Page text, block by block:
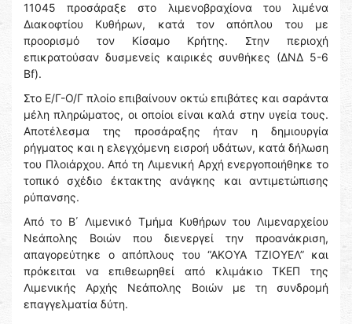
11045 προσάραξε στο λιμενοβραχίονα του λιμένα
Διακοφτίου Κυθήρων, κατά τον απόπλου του με
προορισμό τον Κίσαμο Κρήτης. Στην περιοχή
επικρατούσαν δυσμενείς καιρικές συνθήκες (ΔΝΔ 5-6
Bf).
Στο Ε/Γ-Ο/Γ πλοίο επιβαίνουν οκτώ επιβάτες και σαράντα
μέλη πληρώματος, οι οποίοι είναι καλά στην υγεία τους.
Αποτέλεσμα της προσάραξης ήταν η δημιουργία
ρήγματος και η ελεγχόμενη εισροή υδάτων, κατά δήλωση
του Πλοιάρχου. Από τη Λιμενική Αρχή ενεργοποιήθηκε το
τοπικό σχέδιο έκτακτης ανάγκης και αντιμετώπισης
ρύπανσης.
Από το Β΄ Λιμενικό Τμήμα Κυθήρων του Λιμεναρχείου
Νεάπολης Βοιών που διενεργεί την προανάκριση,
απαγορεύτηκε ο απόπλους του “ΑΚΟΥΑ ΤΖΙΟΥΕΛ” και
πρόκειται να επιθεωρηθεί από κλιμάκιο ΤΚΕΠ της
Λιμενικής Αρχής Νεάπολης Βοιών με τη συνδρομή
επαγγελματία δύτη.